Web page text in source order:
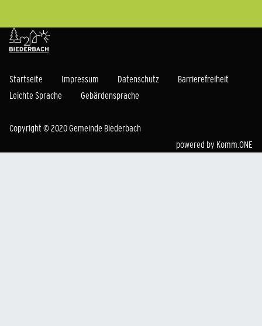
Startseite Impressum Datenschutz
Barrierefreiheit
Leichte Sprache
Gebärdensprache
Copyright © 2020 Gemeinde Biederbach
powered by Komm.ONE